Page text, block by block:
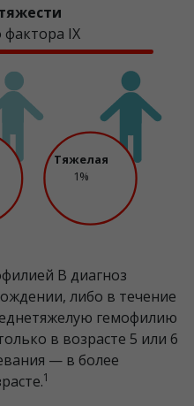
фактора IX
Тяжелая
1%
В диагноз
либо в течение
гемофилию
в возрасте 5 или 6
— в более
1